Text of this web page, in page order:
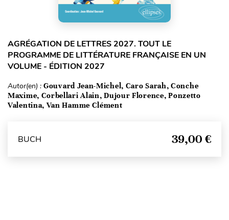
AGRÉGATION DE LETTRES 2027. TOUT LE
PROGRAMME DE LITTÉRATURE FRANÇAISE EN UN
VOLUME - ÉDITION 2027
Autor(en) : Gouvard Jean-Michel, Caro Sarah, Conche
Maxime, Corbellari Alain, Dujour Florence, Ponzetto
Valentina, Van Hamme Clément
BUCH 39,00 €